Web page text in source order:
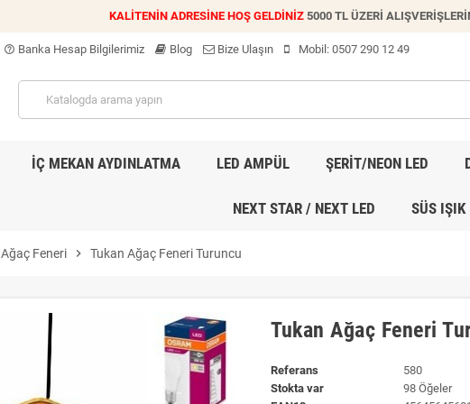
KALİTENİN ADRESİNE HOŞ GELDİNİZ 5000 TL ÜZERİ
help_outline Banka Hesap Bilgilerimiz Blog Bize Ulaşın Mobil: 0507 290 12 49
İÇ MEKAN AYDINLATMA LED AMPÜL ŞERİT/NEON LED
NEXT STAR / NEXT LED SÜS IŞIK
Ağaç Feneri chevron_right Tukan Ağaç Feneri Turuncu
Tukan Ağaç Feneri
Referans
580
Stokta var
98 Öğeler